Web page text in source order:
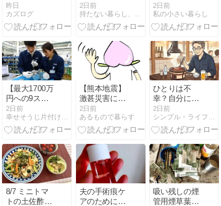
テオってど
う？実際に検
証してみた
昨日
カズログ
産を把握され
る前に…今年
中に動けるだ
2日前
持たない暮らし、使い切る暮らし。
了と家庭学習
ドリル
2日前
私の小さい暮らし
【最大1700万
円への9ステ
ップ】ディス
コ期間工募集
中
2日前
幸せそうじ片付け共創期間工派遣ブログ
【熊本地震】
激甚災害に指
定
2日前
あるもので暮らす
ひとりは不
幸？自分に向
き合える1人
の時間が人生
を変える
2日前
シンプル・ライフ - 50代からの再出発
8/7 ミニトマ
トの土佐酢漬
夫の手術痕ケ
アのために買
吸い残しの煙
管用煙草葉を